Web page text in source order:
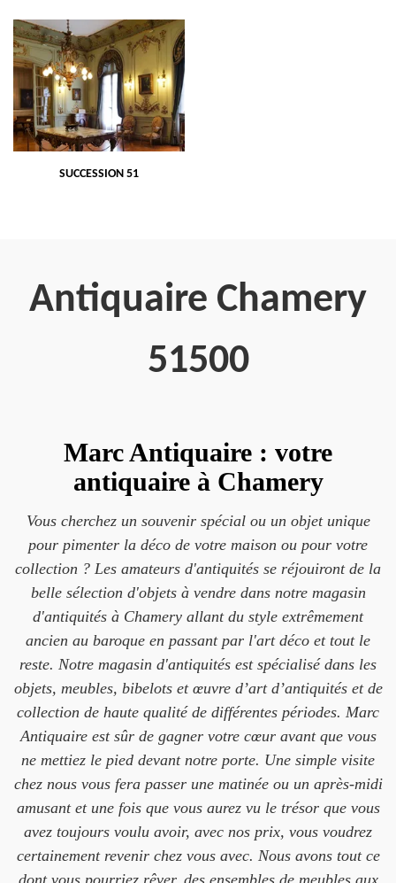
SUCCESSION 51
Antiquaire Chamery
51500
Marc Antiquaire : votre
antiquaire à Chamery
Vous cherchez un souvenir spécial ou un objet unique
pour pimenter la déco de votre maison ou pour votre
collection ? Les amateurs d'antiquités se réjouiront de la
belle sélection d'objets à vendre dans notre magasin
d'antiquités à Chamery allant du style extrêmement
ancien au baroque en passant par l'art déco et tout le
reste. Notre magasin d'antiquités est spécialisé dans les
objets, meubles, bibelots et œuvre d’art d’antiquités et de
collection de haute qualité de différentes périodes. Marc
Antiquaire est sûr de gagner votre cœur avant que vous
ne mettiez le pied devant notre porte. Une simple visite
chez nous vous fera passer une matinée ou un après-midi
amusant et une fois que vous aurez vu le trésor que vous
avez toujours voulu avoir, avec nos prix, vous voudrez
certainement revenir chez vous avec. Nous avons tout ce
dont vous pourriez rêver, des ensembles de meubles aux